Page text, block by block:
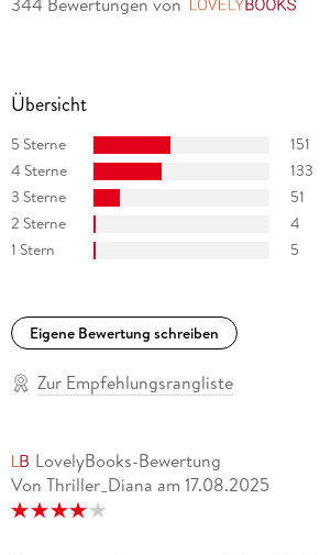
Übersicht
5 Sterne
151
4 Sterne
133
3 Sterne
51
2 Sterne
4
1 Stern
5
Eigene Bewertung schreiben
Zur Empfehlungsrangliste
LovelyBooks-Bewertung
Von Thriller_Diana am 17.08.2025